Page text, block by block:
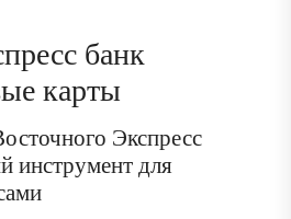
банк
карты
Экспресс
инструмент для